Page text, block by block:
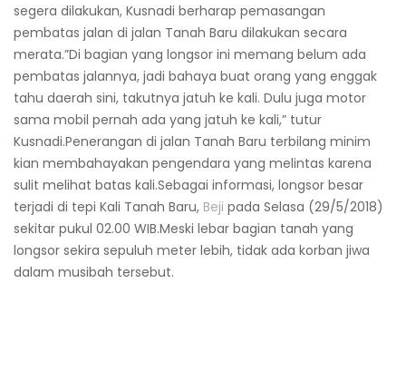
segera dilakukan, Kusnadi berharap pemasangan
pembatas jalan di jalan Tanah Baru dilakukan secara
merata.”Di bagian yang longsor ini memang belum ada
pembatas jalannya, jadi bahaya buat orang yang enggak
tahu daerah sini, takutnya jatuh ke kali. Dulu juga motor
sama mobil pernah ada yang jatuh ke kali,” tutur
Kusnadi.Penerangan di jalan Tanah Baru terbilang minim
kian membahayakan pengendara yang melintas karena
sulit melihat batas kali.Sebagai informasi, longsor besar
terjadi di tepi Kali Tanah Baru, Beji pada Selasa (29/5/2018)
sekitar pukul 02.00 WIB.Meski lebar bagian tanah yang
longsor sekira sepuluh meter lebih, tidak ada korban jiwa
dalam musibah tersebut.